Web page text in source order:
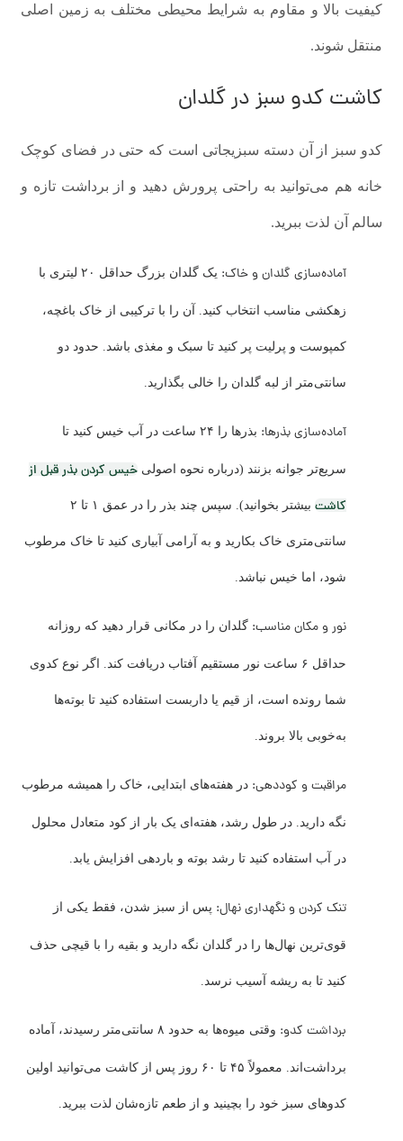
کیفیت بالا و مقاوم به شرایط محیطی مختلف به زمین اصلی
منتقل شوند.
کاشت کدو سبز در گلدان
کدو سبز از آن دسته سبزیجاتی است که حتی در فضای کوچک
خانه هم می‌توانید به‌ راحتی پرورش دهید و از برداشت تازه و
سالم آن لذت ببرید.
آماده‌سازی گلدان و خاک: یک گلدان بزرگ حداقل ۲۰ لیتری با
زهکشی مناسب انتخاب کنید. آن را با ترکیبی از خاک باغچه،
کمپوست و پرلیت پر کنید تا سبک و مغذی باشد. حدود دو
سانتی‌متر از لبه گلدان را خالی بگذارید.
آماده‌سازی بذرها: بذرها را ۲۴ ساعت در آب خیس کنید تا
سریع‌تر جوانه بزنند (درباره نحوه اصولی خیس کردن بذر قبل از
کاشت
بیشتر بخوانید). سپس چند بذر را در عمق ۱ تا ۲
سانتی‌متری خاک بکارید و به ‌آرامی آبیاری کنید تا خاک مرطوب
شود، اما خیس نباشد.
نور و مکان مناسب: گلدان را در مکانی قرار دهید که روزانه
حداقل ۶ ساعت نور مستقیم آفتاب دریافت کند. اگر نوع کدوی
شما رونده است، از قیم یا داربست استفاده کنید تا بوته‌ها
به‌خوبی بالا بروند.
مراقبت و کوددهی: در هفته‌های ابتدایی، خاک را همیشه مرطوب
نگه دارید. در طول رشد، هفته‌ای یک ‌بار از کود متعادل محلول
در آب استفاده کنید تا رشد بوته و باردهی افزایش یابد.
تنک کردن و نگهداری نهال: پس از سبز شدن، فقط یکی از
قوی‌ترین نهال‌ها را در گلدان نگه دارید و بقیه را با قیچی حذف
کنید تا به ریشه آسیب نرسد.
برداشت کدو: وقتی میوه‌ها به حدود ۸ سانتی‌متر رسیدند، آماده
برداشت‌اند. معمولاً ۴۵ تا ۶۰ روز پس از کاشت می‌توانید اولین
کدوهای سبز خود را بچینید و از طعم تازه‌شان لذت ببرید.